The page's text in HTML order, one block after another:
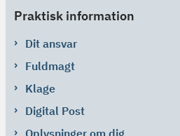
Praktisk information
Dit ansvar
Fuldmagt
Klage
Digital Post
Oplysninger om dig